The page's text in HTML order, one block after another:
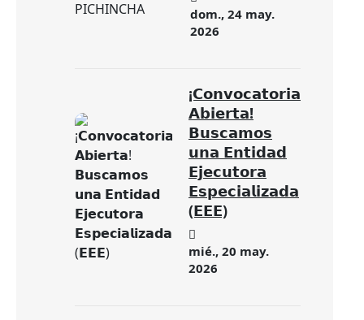
dom., 24 may.
2026
¡𝗖𝗼𝗻𝘃𝗼𝗰𝗮𝘁𝗼𝗿𝗶𝗮
𝗔𝗯𝗶𝗲𝗿𝘁𝗮!
𝗕𝘂𝘀𝗰𝗮𝗺𝗼𝘀
𝘂𝗻𝗮 𝗘𝗻𝘁𝗶𝗱𝗮𝗱
𝗘𝗷𝗲𝗰𝘂𝘁𝗼𝗿𝗮
𝗘𝘀𝗽𝗲𝗰𝗶𝗮𝗹𝗶𝘇𝗮𝗱𝗮
(𝗘𝗘𝗘)
mié., 20 may.
2026